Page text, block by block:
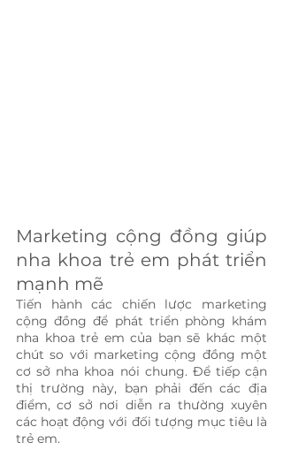
Marketing cộng đồng giúp
nha khoa trẻ em phát triển
mạnh mẽ
Tiến hành các chiến lược marketing
cộng đồng để phát triển phòng khám
nha khoa trẻ em của bạn sẽ khác một
chút so với marketing cộng đồng một
cơ sở nha khoa nói chung. Để tiếp cận
thị trường này, bạn phải đến các địa
điểm, cơ sở nơi diễn ra thường xuyên
các hoạt động với đối tượng mục tiêu là
trẻ em.